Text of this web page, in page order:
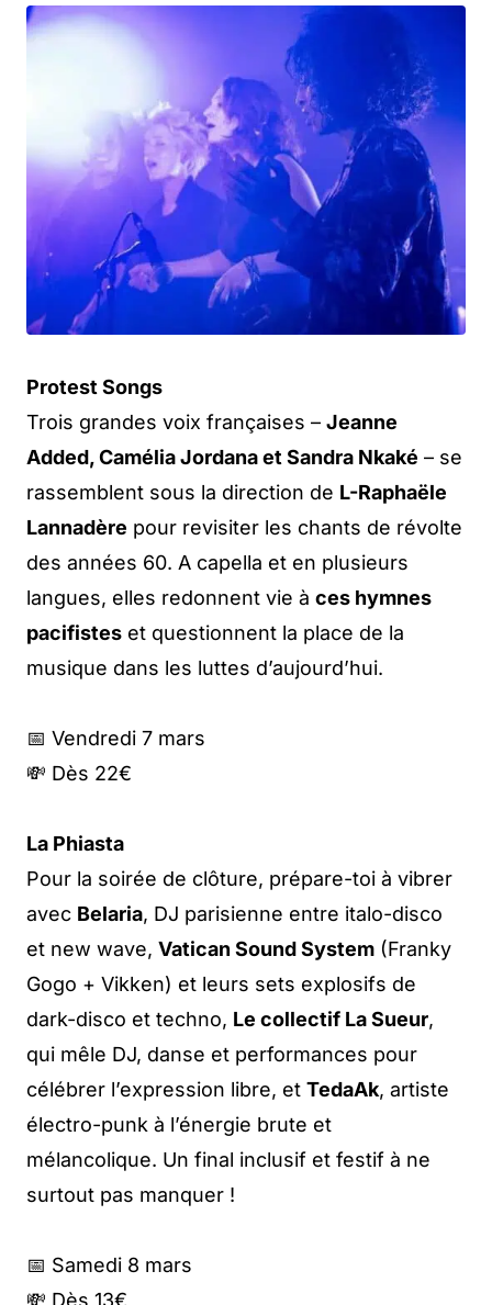
Protest Songs
Trois grandes voix françaises – Jeanne
Added, Camélia Jordana et Sandra Nkaké – se
rassemblent sous la direction de L-Raphaële
Lannadère pour revisiter les chants de révolte
des années 60. A capella et en plusieurs
langues, elles redonnent vie à ces hymnes
pacifistes et questionnent la place de la
musique dans les luttes d’aujourd’hui.
📅 Vendredi 7 mars
💸 Dès 22€
La Phiasta
Pour la soirée de clôture, prépare-toi à vibrer
avec Belaria, DJ parisienne entre italo-disco
et new wave, Vatican Sound System (Franky
Gogo + Vikken) et leurs sets explosifs de
dark-disco et techno, Le collectif La Sueur,
qui mêle DJ, danse et performances pour
célébrer l’expression libre, et TedaAk, artiste
électro-punk à l’énergie brute et
mélancolique. Un final inclusif et festif à ne
surtout pas manquer !
📅 Samedi 8 mars
💸 Dès 13€